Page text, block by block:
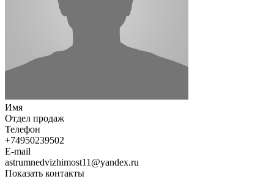
Имя
Отдел продаж
Телефон
+74950239502
E-mail
astrumnedvizhimost11@yandex.ru
Показать контакты